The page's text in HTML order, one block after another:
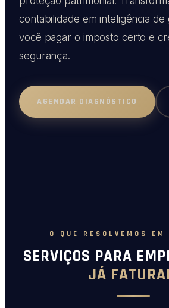
contabilidade em inteligência de
você pagar o imposto certo e
segurança.
AGENDAR DIAGNÓSTICO
O QUE RESOLVEMOS
SERVIÇOS PARA
JÁ